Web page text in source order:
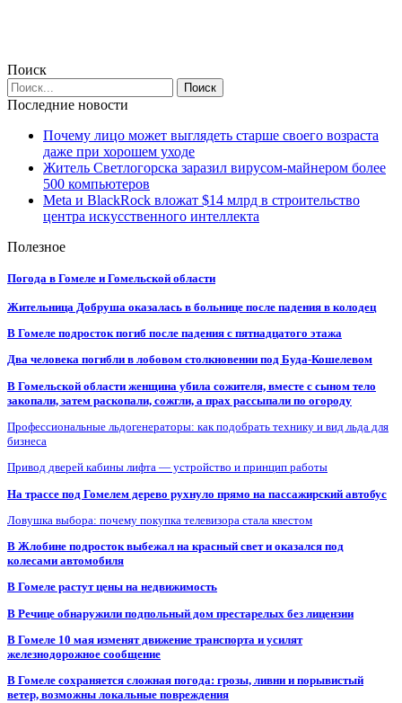
Поиск
Последние новости
Почему лицо может выглядеть старше своего возраста
даже при хорошем уходе
Житель Светлогорска заразил вирусом-майнером более
500 компьютеров
Meta и BlackRock вложат $14 млрд в строительство
центра искусственного интеллекта
Полезное
Погода в Гомеле и Гомельской области
Жительница Добруша оказалась в больнице после падения в колодец
В Гомеле подросток погиб после падения с пятнадцатого этажа
Два человека погибли в лобовом столкновении под Буда-Кошелевом
В Гомельской области женщина убила сожителя, вместе с сыном тело
закопали, затем раскопали, сожгли, а прах рассыпали по огороду
Профессиональные льдогенераторы: как подобрать технику и вид льда для
бизнеса
Привод дверей кабины лифта — устройство и принцип работы
На трассе под Гомелем дерево рухнуло прямо на пассажирский автобус
Ловушка выбора: почему покупка телевизора стала квестом
В Жлобине подросток выбежал на красный свет и оказался под
колесами автомобиля
В Гомеле растут цены на недвижимость
В Речице обнаружили подпольный дом престарелых без лицензии
В Гомеле 10 мая изменят движение транспорта и усилят
железнодорожное сообщение
В Гомеле сохраняется сложная погода: грозы, ливни и порывистый
ветер, возможны локальные повреждения